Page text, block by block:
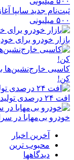
۵۰۰ میلیونی
بازار خودرو برای خودروهای ۵-۱۰
کن!
افت ۲۴ درصدی تولید خودرو در کشور
خودرو بی‌مهابا در
آخرین اخبار
محبوب ترین
دیدگاهها